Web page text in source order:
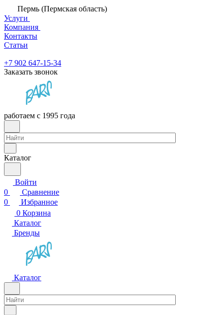
Пермь (Пермская область)
Услуги
Компания
Контакты
Статьи
+7 902 647-15-34
Заказать звонок
работаем с 1995 года
Каталог
Войти
0
Сравнение
0
Избранное
0 Корзина
Каталог
Бренды
Каталог